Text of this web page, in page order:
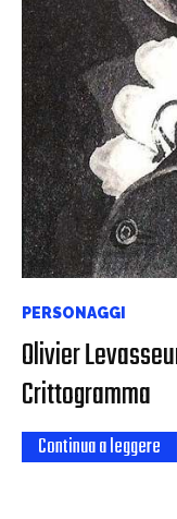
PERSONAGGI
Olivier
Crittogramma
Continua a leggere